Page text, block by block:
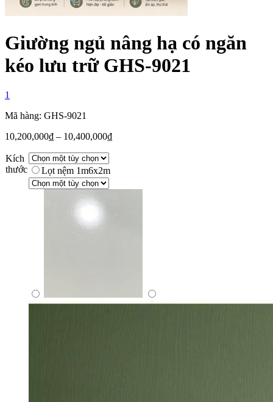
Giường ngủ nâng hạ có ngăn
kéo lưu trữ GHS-9021
1
Mã hàng: GHS-9021
10,200,000₫ – 10,400,000₫
Kích
thước
Lọt nệm 1m6x2m